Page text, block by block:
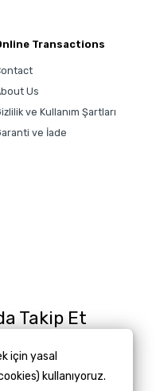
Transactions
Us
ve Kullanım Şartları
ve İade
Takip Et
için yasal
kullanıyoruz.